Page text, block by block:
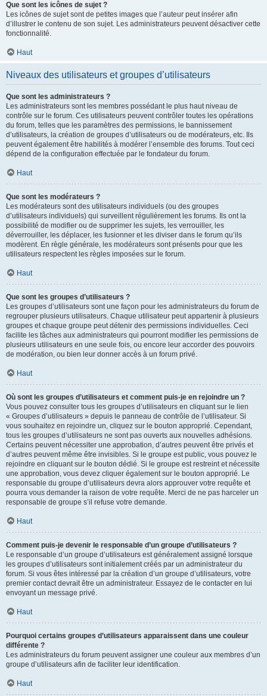
Que sont les icônes de sujet ?
Les icônes de sujet sont de petites images que l’auteur peut insérer afin
d’illustrer le contenu de son sujet. Les administrateurs peuvent désactiver cette
fonctionnalité.
Haut
Niveaux des utilisateurs et groupes d’utilisateurs
Que sont les administrateurs ?
Les administrateurs sont les membres possédant le plus haut niveau de
contrôle sur le forum. Ces utilisateurs peuvent contrôler toutes les opérations
du forum, telles que les paramètres des permissions, le bannissement
d’utilisateurs, la création de groupes d’utilisateurs ou de modérateurs, etc. Ils
peuvent également être habilités à modérer l’ensemble des forums. Tout ceci
dépend de la configuration effectuée par le fondateur du forum.
Haut
Que sont les modérateurs ?
Les modérateurs sont des utilisateurs individuels (ou des groupes
d’utilisateurs individuels) qui surveillent régulièrement les forums. Ils ont la
possibilité de modifier ou de supprimer les sujets, les verrouiller, les
déverrouiller, les déplacer, les fusionner et les diviser dans le forum qu’ils
modèrent. En règle générale, les modérateurs sont présents pour que les
utilisateurs respectent les règles imposées sur le forum.
Haut
Que sont les groupes d’utilisateurs ?
Les groupes d’utilisateurs sont une façon pour les administrateurs du forum de
regrouper plusieurs utilisateurs. Chaque utilisateur peut appartenir à plusieurs
groupes et chaque groupe peut détenir des permissions individuelles. Ceci
facilite les tâches aux administrateurs qui pourront modifier les permissions de
plusieurs utilisateurs en une seule fois, ou encore leur accorder des pouvoirs
de modération, ou bien leur donner accès à un forum privé.
Haut
Où sont les groupes d’utilisateurs et comment puis-je en rejoindre un ?
Vous pouvez consulter tous les groupes d’utilisateurs en cliquant sur le lien
« Groupes d’utilisateurs » depuis le panneau de contrôle de l’utilisateur. Si
vous souhaitez en rejoindre un, cliquez sur le bouton approprié. Cependant,
tous les groupes d’utilisateurs ne sont pas ouverts aux nouvelles adhésions.
Certains peuvent nécessiter une approbation, d’autres peuvent être privés et
d’autres peuvent même être invisibles. Si le groupe est public, vous pouvez le
rejoindre en cliquant sur le bouton dédié. Si le groupe est restreint et nécessite
une approbation, vous devez cliquer également sur le bouton approprié. Le
responsable du groupe d’utilisateurs devra alors approuver votre requête et
pourra vous demander la raison de votre requête. Merci de ne pas harceler un
responsable de groupe s’il refuse votre demande.
Haut
Comment puis-je devenir le responsable d’un groupe d’utilisateurs ?
Le responsable d’un groupe d’utilisateurs est généralement assigné lorsque
les groupes d’utilisateurs sont initialement créés par un administrateur du
forum. Si vous êtes intéressé par la création d’un groupe d’utilisateurs, votre
premier contact devrait être un administrateur. Essayez de le contacter en lui
envoyant un message privé.
Haut
Pourquoi certains groupes d’utilisateurs apparaissent dans une couleur
différente ?
Les administrateurs du forum peuvent assigner une couleur aux membres d’un
groupe d’utilisateurs afin de faciliter leur identification.
Haut